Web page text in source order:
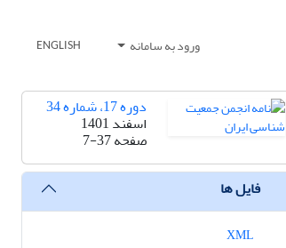
ورود به سامانه ENGLISH
دوره 17، شماره 34
اسفند 1401
صفحه7-37
فایل ها